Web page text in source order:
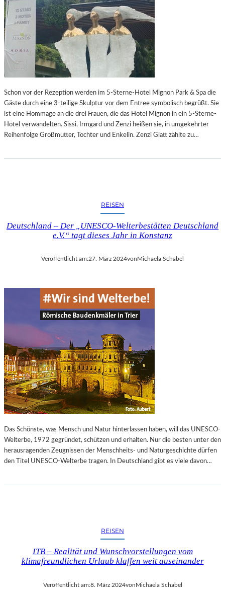
Schon vor der Rezeption werden im 5-Sterne-Hotel Mignon Park & Spa die
Gäste durch eine 3-teilige Skulptur vor dem Entree symbolisch begrüßt. Sie
ist eine Hommage an die drei Frauen, die das Hotel Mignon in ein 5-Sterne-
Hotel verwandelten. Sissi, Irmgard und Zenzi heißen sie, in umgekehrter
Reihenfolge Großmutter, Tochter und Enkelin. Zenzi Glatt zählte zu…
REISEN
Deutschland – Der „UNESCO-Welterbestätten Deutschland
e.V.“ tagt dieses Jahr in Konstanz
Veröffentlicht am:27. März 2024von Michaela Schabel
Das Schönste, was Mensch und Natur hinterlassen haben, will das UNESCO-
Welterbe, 1972 gegründet, schützen und erhalten. Nur die besten unter den
herausragenden Zeugnissen der Menschheits- und Naturgeschichte dürfen
den Titel UNESCO-Welterbe tragen. In Deutschland gibt es viele davon…
REISEN
ITB – Realität und Wunschvorstellungen vom
klimafreundlichen Urlaub klaffen weit auseinander
Veröffentlicht am:8. März 2024vonMichaela Schabel